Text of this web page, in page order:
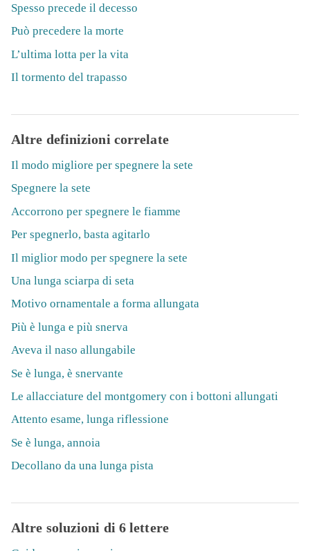
Spesso precede il decesso
Può precedere la morte
L’ultima lotta per la vita
Il tormento del trapasso
Altre definizioni correlate
Il modo migliore per spegnere la sete
Spegnere la sete
Accorrono per spegnere le fiamme
Per spegnerlo, basta agitarlo
Il miglior modo per spegnere la sete
Una lunga sciarpa di seta
Motivo ornamentale a forma allungata
Più è lunga e più snerva
Aveva il naso allungabile
Se è lunga, è snervante
Le allacciature del montgomery con i bottoni allungati
Attento esame, lunga riflessione
Se è lunga, annoia
Decollano da una lunga pista
Altre soluzioni di 6 lettere